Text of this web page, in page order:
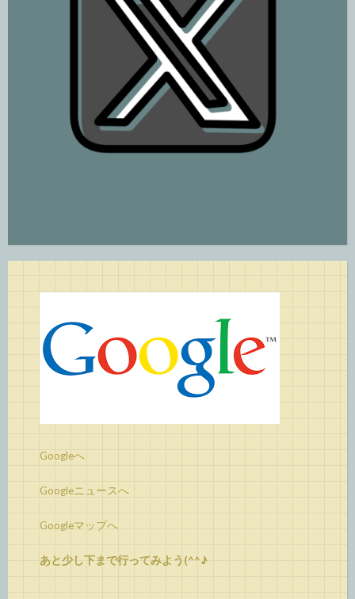
Googleへ
Googleニュースへ
Googleマップへ
あと少し下まで行ってみよう(^^♪